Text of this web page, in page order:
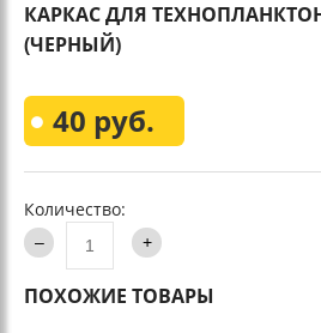
КАРКАС ДЛЯ
(ЧЕРНЫЙ)
40 руб.
Количество:
ПОХОЖИЕ ТОВАРЫ